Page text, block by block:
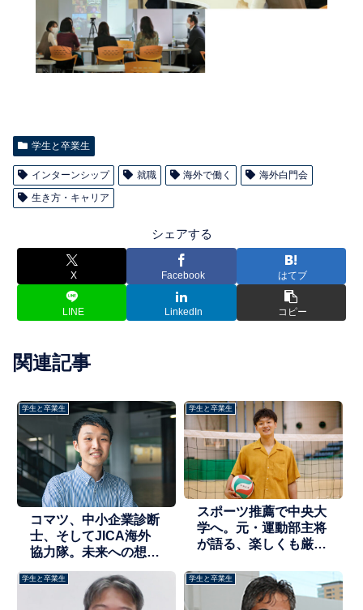
学生と卒業生
インターンシップ 就職 海外で働く
海外白門会
生き方・キャリア
シェアする
X Facebook はてブ
LINE LinkedIn コピー
関連記事
学生と卒業生
コマツ、中小企業診断
士、そしてJICA海外
協力隊。未来への想い
を胸に突き進む卒業生
学生と卒業生
スポーツ推薦で中央大
学へ。元・運動部主将
が語る、楽しくも厳し
の道。
学生と卒業生 学生と卒業生